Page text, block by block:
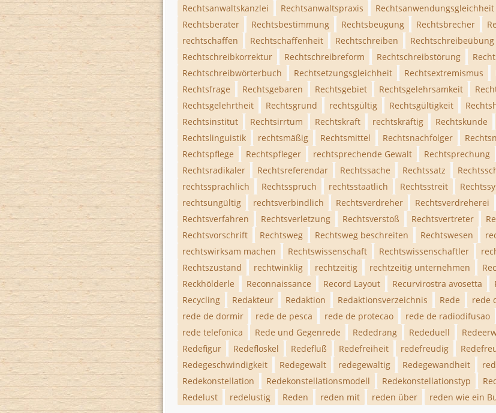
Rechtsanwaltskanzlei
Rechtsanwaltspraxis Rechtsanwendungsgleichheit
Rechtsberater
Rechtsbestimmung Rechtsbeugung Rechtsbrecher
rechtschaffen
Rechtschaffenheit Rechtschreiben Rechtschreibeübung
Rechtschreibkorrektur
Rechtschreibreform Rechtschreibstörung
Rechtschreibwörterbuch
Rechtsetzungsgleichheit Rechtsextremismus
Rechtsfrage
Rechtsgebaren Rechtsgebiet Rechtsgelehrsamkeit
Rechtsgelehrtheit
Rechtsgrund rechtsgültig Rechtsgültigkeit
Rechtsinstitut
Rechtsirrtum Rechtskraft rechtskräftig Rechtskunde
Rechtslinguistik
rechtsmäßig Rechtsmittel Rechtsnachfolger
Rechtspflege
Rechtspfleger rechtsprechende Gewalt Rechtsprechung
Rechtsradikaler
Rechtsreferendar Rechtssache Rechtssatz
rechtssprachlich
Rechtsspruch rechtsstaatlich Rechtsstreit
rechtsungültig
rechtsverbindlich Rechtsverdreher Rechtsverdreherei
Rechtsverfahren
Rechtsverletzung Rechtsverstoß Rechtsvertreter
Rechtsvorschrift
Rechtsweg Rechtsweg beschreiten Rechtswesen
rechtswirksam machen
Rechtswissenschaft Rechtswissenschaftler
Rechtszustand
rechtwinklig rechtzeitig rechtzeitig unternehmen
Reckhölderle
Reconnaissance Record Layout Recurvirostra avosetta
Recycling
Redakteur Redaktion Redaktionsverzeichnis Rede rede
rede de dormir
rede de pesca rede de protecao rede de radiodifusao
rede telefonica
Rede und Gegenrede Rededrang Rededuell
Redefigur
Redefloskel Redefluß Redefreiheit redefreudig
Redegeschwindigkeit
Redegewalt redegewaltig Redegewandheit
Redekonstellation
Redekonstellationsmodell Redekonstellationstyp
Redelust
redelustig Reden reden mit reden über reden wie ein